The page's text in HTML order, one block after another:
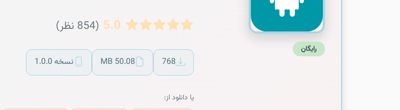
رایگان
5.0 (854 نظر)
768
50.08 MB نسخه 1.0.0
یا دانلود از: